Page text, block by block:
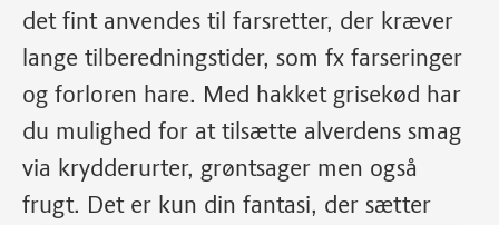
det fint anvendes til farsretter, der kræver
lange tilberedningstider, som fx farseringer
og forloren hare. Med hakket grisekød har
du mulighed for at tilsætte alverdens smag
via krydderurter, grøntsager men også
frugt. Det er kun din fantasi, der sætter